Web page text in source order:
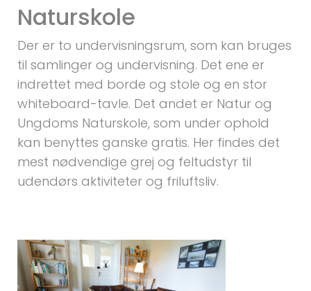
Naturskole
Der er to undervisningsrum, som kan bruges
til samlinger og undervisning. Det ene er
indrettet med borde og stole og en stor
whiteboard-tavle. Det andet er Natur og
Ungdoms Naturskole, som under ophold
kan benyttes ganske gratis. Her findes det
mest nødvendige grej og feltudstyr til
udendørs aktiviteter og friluftsliv.